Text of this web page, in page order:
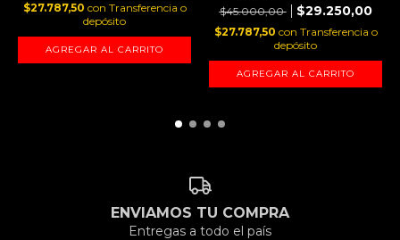
$27.787,50 con Transferencia o
depósito
AGREGAR AL CARRITO
$45.000,00
$29.250,00
$27.787,50 con Transferencia o
depósito
AGREGAR AL CARRITO
ENVIAMOS TU COMPRA
Entregas a todo el país